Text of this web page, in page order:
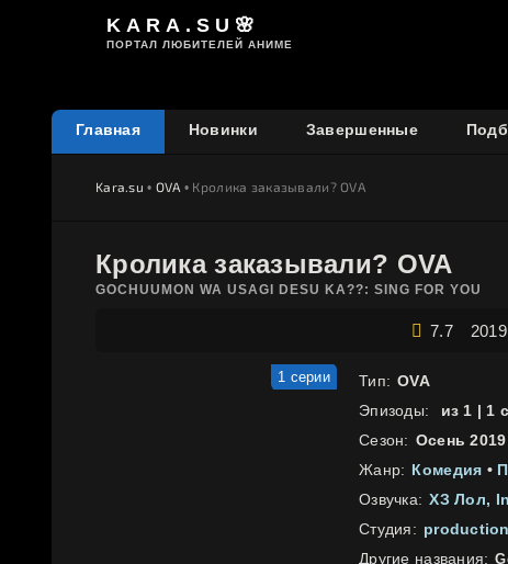
KARA.SU🌸
ПОРТАЛ ЛЮБИТЕЛЕЙ АНИМЕ
Главная Новинки Завершенные
Kara.su • OVA • Кролика заказывали? OVA
Кролика заказывали? OVA
GOCHUUMON WA USAGI DESU KA??: SING FOR YOU
7.7 2019
1 серии Тип: OVA
Эпизоды:
из 1 | 1
Сезон: Осень 2019
Жанр: Комедия •
Озвучка: ХЗ Лол
Студия:
Другие названия: